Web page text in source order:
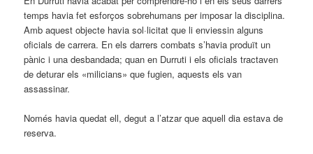
temps havia fet esforços sobrehumans per imposar la disciplina.
Amb aquest objecte havia sol·licitat que li enviessin alguns
oficials de carrera. En els darrers combats s’havia produït un
pànic i una desbandada; quan en Durruti i els oficials tractaven
de deturar els «milicians» que fugien, aquests els van
assassinar.
Només havia quedat ell, degut a l’atzar que aquell dia estava de
reserva.